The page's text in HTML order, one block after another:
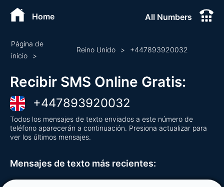
Home All Numbers
Página de
inicio
>
Reino Unido > +447893920032
Recibir SMS Online Gratis:
+447893920032
Todos los mensajes de texto enviados a este número de
teléfono aparecerán a continuación. Presiona actualizar para
ver los últimos mensajes.
Mensajes de texto más recientes: